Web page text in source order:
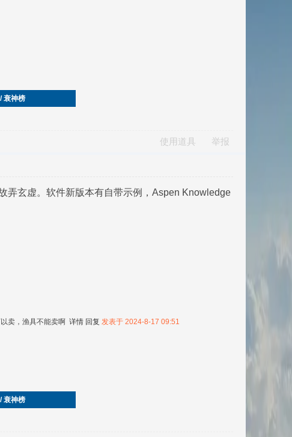
衰神榜
使用道具 举报
弄玄虚。软件新版本有自带示例，Aspen Knowledge
卖，渔具不能卖啊 详情 回复 发表于 2024-8-17 09:51
衰神榜